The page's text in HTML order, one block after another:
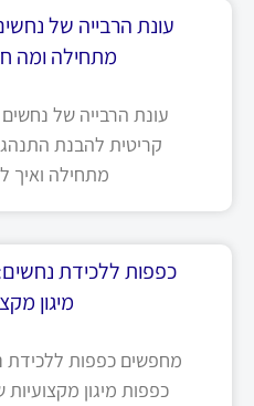
עונת הרבייה של
מתחילה ומה
עונת הרבייה של
קריטית להבנת
מתחילה ואיך
כפפות ללכידת
מיגון
מחפשים כפפות ללכידת
כפפות מיגון